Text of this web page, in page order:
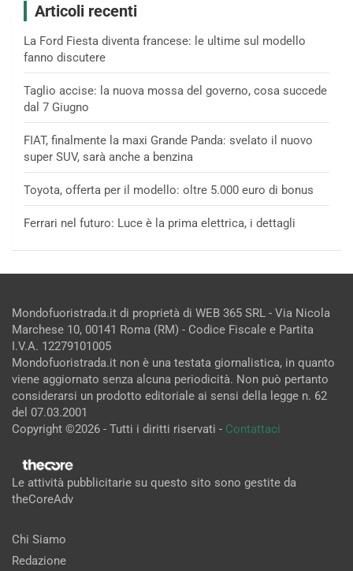
Articoli recenti
La Ford Fiesta diventa francese: le ultime sul modello
fanno discutere
Taglio accise: la nuova mossa del governo, cosa succede
dal 7 Giugno
FIAT, finalmente la maxi Grande Panda: svelato il nuovo
super SUV, sarà anche a benzina
Toyota, offerta per il modello: oltre 5.000 euro di bonus
Ferrari nel futuro: Luce è la prima elettrica, i dettagli
Mondofuoristrada.it di proprietà di WEB 365 SRL - Via Nicola
Marchese 10, 00141 Roma (RM) - Codice Fiscale e Partita
I.V.A. 12279101005
Mondofuoristrada.it non è una testata giornalistica, in quanto
viene aggiornato senza alcuna periodicità. Non può pertanto
considerarsi un prodotto editoriale ai sensi della legge n. 62
del 07.03.2001
Copyright ©2026 - Tutti i diritti riservati - Contattaci
Le attività pubblicitarie su questo sito sono gestite da
theCoreAdv
Chi Siamo
Redazione